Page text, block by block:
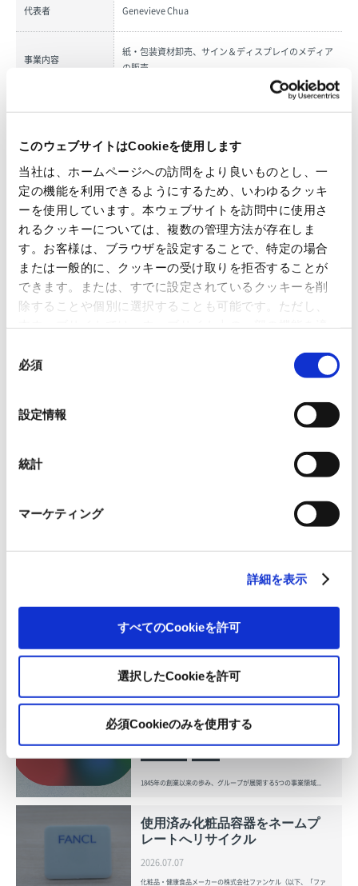
このウェブサイトはCookieを使用します
当社は、ホームページへの訪問をより良いものとし、一
定の機能を利用できるようにするため、いわゆるクッキ
ーを使用しています。本ウェブサイトを訪問中に使用さ
れるクッキーについては、複数の管理方法が存在しま
す。お客様は、ブラウザを設定することで、特定の場合
または一般的に、クッキーの受け取りを拒否することが
できます。または、すでに設定されているクッキーを削
除することや個別に選択することも可能です。ただし、
いるので、ご注意ください。これらのクッキーが受け入
れられない場合、本ウェブサイトの機能が制限される場
必須
設定情報
統計
マーケティング
詳細を表示
すべてのCookieを許可
選択したCookieを許可
必須Cookieのみを使用する
代表者 Genevieve Chua
事業内容
紙・包装資材卸売、サイン＆ディスプレイのメディア
の販売
今ではサイン＆ディスプレイのメディア販売にも注力し、事業の多角化を進めてい
レイ市場において、従来のメディア販売のみならず、ハードウェアの販売及びテク
ニカルサービス市場へ進出することとなります。同市場において主導的な地位にあ
るCAS Techが持つ強固なハードウェアのサプライヤー基盤とテクニカルサービス
のノウハウを獲得し、既存のメディア販売と合わせたワンストップソリューション
の実現により、更に高い顧客サービスと営業基盤の拡大が可能となります。
OVOL SGは主力である紙・包装資材卸売事業に加え、2023年にグループ化した
Transam Industriesでの熱転写リボン加工事業や今回買収したCAS Techでのサイ
ン＆ディスプレイ事業などによる事業の多角化を進め、更なる成長を目指してまい
日本紙パルプ商事株式会社 広報室 TEL:03-5548-4026
1845年の創業以来の歩み、グループが展開する5つの事業領域...
使用済み化粧品容器をネームプ
レートへリサイクル
2026.07.07
化粧品・健康食品メーカーの株式会社ファンケル（以下、「ファ